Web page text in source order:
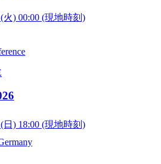
火) 00:00 (現地時刻)
日) 18:00 (現地時刻)